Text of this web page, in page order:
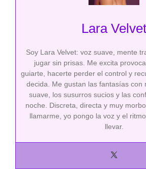
Lara Velvet
Soy Lara Velvet: voz suave, mente
jugar sin prisas. Me excita
guiarte, hacerte perder el control y
decida. Me gustan las fantasías con
suave, los susurros sucios y las
noche. Discreta, directa y muy
llamarme, yo pongo la voz y el
llevar.